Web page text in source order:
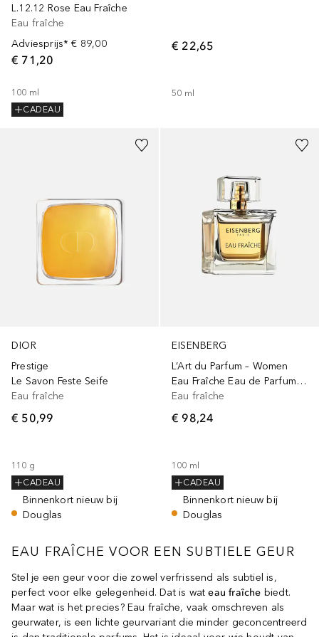
L.12.12 Rose Eau Fraîche
Eau fraîche
Adviesprijs* € 89,00
€ 71,20
100 ml
CADEAU
€ 22,65
50 ml
DIOR
Prestige
Le Savon Feste Seife
Eau fraîche
€ 50,99
110 g
CADEAU
Binnenkort nieuw bij
Douglas
EISENBERG
L’Art du Parfum – Women
Eau Fraîche Eau de Parfum Spray
Eau fraîche
€ 98,24
100 ml
CADEAU
Binnenkort nieuw bij
Douglas
EAU FRAÎCHE VOOR EEN SUBTIELE GEUR
Stel je een geur voor die zowel verfrissend als subtiel is,
perfect voor elke gelegenheid. Dat is wateau fraîche biedt.
Maar wat is het precies? Eau fraîche, vaak omschreven als
geurwater, is een lichte geurvariant die minder geconcentreerd